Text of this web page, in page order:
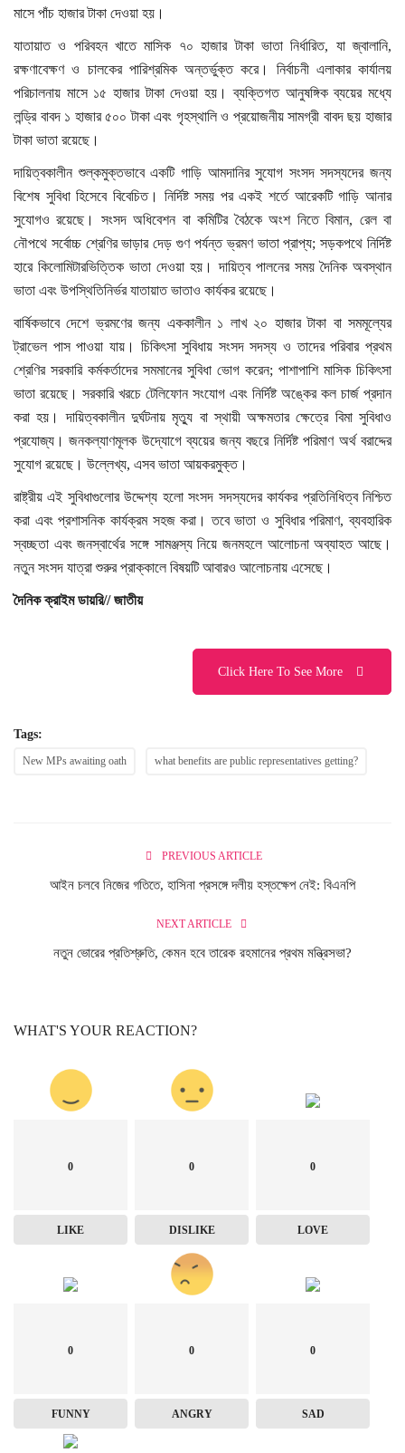
ধর্ম ও ইসলাম
ব্লগ
সম্পাদকীয়
চাকরির খবর
Bangla
মাসে পাঁচ হাজার টাকা দেওয়া হয়।
যাতায়াত ও পরিবহন খাতে মাসিক ৭০ হাজার টাকা ভাতা নির্ধারিত, যা জ্বালানি,
রক্ষণাবেক্ষণ ও চালকের পারিশ্রমিক অন্তর্ভুক্ত করে। নির্বাচনী এলাকার কার্যালয়
পরিচালনায় মাসে ১৫ হাজার টাকা দেওয়া হয়। ব্যক্তিগত আনুষঙ্গিক ব্যয়ের মধ্যে
লন্ড্রি বাবদ ১ হাজার ৫০০ টাকা এবং গৃহস্থালি ও প্রয়োজনীয় সামগ্রী বাবদ ছয় হাজার
টাকা ভাতা রয়েছে।
দায়িত্বকালীন শুল্কমুক্তভাবে একটি গাড়ি আমদানির সুযোগ সংসদ সদস্যদের জন্য
বিশেষ সুবিধা হিসেবে বিবেচিত। নির্দিষ্ট সময় পর একই শর্তে আরেকটি গাড়ি আনার
সুযোগও রয়েছে। সংসদ অধিবেশন বা কমিটির বৈঠকে অংশ নিতে বিমান, রেল বা
নৌপথে সর্বোচ্চ শ্রেণির ভাড়ার দেড় গুণ পর্যন্ত ভ্রমণ ভাতা প্রাপ্য; সড়কপথে নির্দিষ্ট
হারে কিলোমিটারভিত্তিক ভাতা দেওয়া হয়। দায়িত্ব পালনের সময় দৈনিক অবস্থান
ভাতা এবং উপস্থিতিনির্ভর যাতায়াত ভাতাও কার্যকর রয়েছে।
বার্ষিকভাবে দেশে ভ্রমণের জন্য এককালীন ১ লাখ ২০ হাজার টাকা বা সমমূল্যের
ট্রাভেল পাস পাওয়া যায়। চিকিৎসা সুবিধায় সংসদ সদস্য ও তাদের পরিবার প্রথম
শ্রেণির সরকারি কর্মকর্তাদের সমমানের সুবিধা ভোগ করেন; পাশাপাশি মাসিক চিকিৎসা
ভাতা রয়েছে। সরকারি খরচে টেলিফোন সংযোগ এবং নির্দিষ্ট অঙ্কের কল চার্জ প্রদান
করা হয়। দায়িত্বকালীন দুর্ঘটনায় মৃত্যু বা স্থায়ী অক্ষমতার ক্ষেত্রে বিমা সুবিধাও
প্রযোজ্য। জনকল্যাণমূলক উদ্যোগে ব্যয়ের জন্য বছরে নির্দিষ্ট পরিমাণ অর্থ বরাদ্দের
সুযোগ রয়েছে। উল্লেখ্য, এসব ভাতা আয়করমুক্ত।
রাষ্ট্রীয় এই সুবিধাগুলোর উদ্দেশ্য হলো সংসদ সদস্যদের কার্যকর প্রতিনিধিত্ব নিশ্চিত
করা এবং প্রশাসনিক কার্যক্রম সহজ করা। তবে ভাতা ও সুবিধার পরিমাণ, ব্যবহারিক
স্বচ্ছতা এবং জনস্বার্থের সঙ্গে সামঞ্জস্য নিয়ে জনমহলে আলোচনা অব্যাহত আছে।
নতুন সংসদ যাত্রা শুরুর প্রাক্কালে বিষয়টি আবারও আলোচনায় এসেছে।
দৈনিক ক্রাইম ডায়রি// জাতীয়
Click Here To See More
Tags:
New MPs awaiting oath what benefits are public representatives getting?
PREVIOUS ARTICLE
আইন চলবে নিজের গতিতে, হাসিনা প্রসঙ্গে দলীয় হস্তক্ষেপ নেই: বিএনপি
NEXT ARTICLE
নতুন ভোরের প্রতিশ্রুতি, কেমন হবে তারেক রহমানের প্রথম মন্ত্রিসভা?
WHAT'S YOUR REACTION?
0
LIKE
0
DISLIKE
0
LOVE
0
FUNNY
0
ANGRY
0
SAD